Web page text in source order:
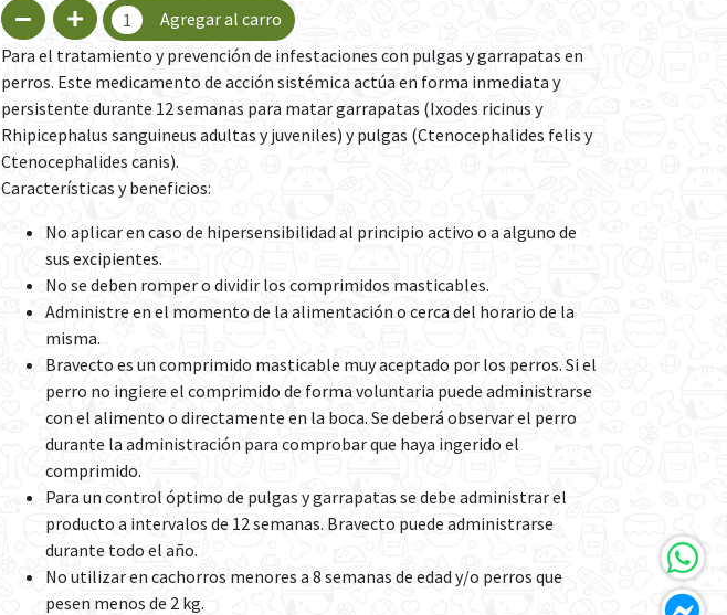
Agregar al carro
Para el tratamiento y prevención de infestaciones con pulgas y garrapatas en
perros. Este medicamento de acción sistémica actúa en forma inmediata y
persistente durante 12 semanas para matar garrapatas (Ixodes ricinus y
Rhipicephalus sanguineus adultas y juveniles) y pulgas (Ctenocephalides felis y
Ctenocephalides canis).
Características y beneficios:
No aplicar en caso de hipersensibilidad al principio activo o a alguno de
sus excipientes.
No se deben romper o dividir los comprimidos masticables.
Administre en el momento de la alimentación o cerca del horario de la
misma.
Bravecto es un comprimido masticable muy aceptado por los perros. Si el
perro no ingiere el comprimido de forma voluntaria puede administrarse
con el alimento o directamente en la boca. Se deberá observar el perro
durante la administración para comprobar que haya ingerido el
comprimido.
Para un control óptimo de pulgas y garrapatas se debe administrar el
producto a intervalos de 12 semanas. Bravecto puede administrarse
durante todo el año.
No utilizar en cachorros menores a 8 semanas de edad y/o perros que
pesen menos de 2 kg.